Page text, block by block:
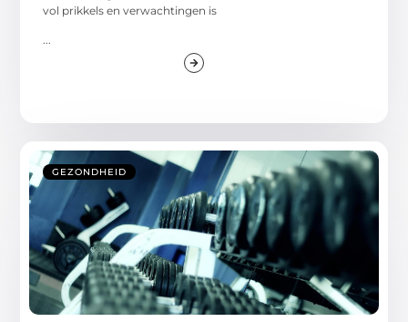
vol prikkels en verwachtingen is
GEZONDHEID